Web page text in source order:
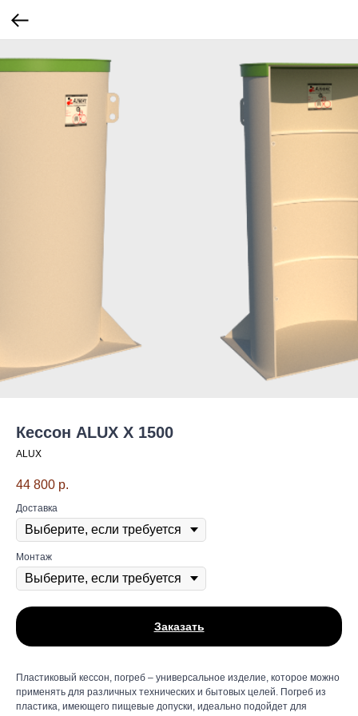
Кессон ALUX X 1500
ALUX
44 800 р.
Доставка
Монтаж
Заказать
Пластиковый кессон, погреб – универсальное изделие, которое можно
применять для различных технических и бытовых целей. Погреб из
пластика, имеющего пищевые допуски, идеально подойдет для